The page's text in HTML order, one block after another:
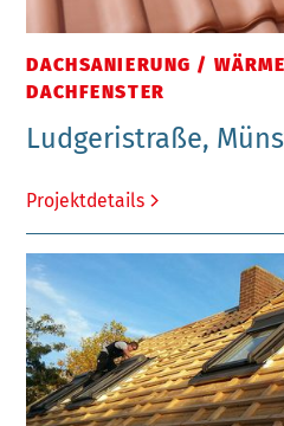
DACHSANIERUNG /
DACHFENSTER
Ludgeristraße,
Projektdetails